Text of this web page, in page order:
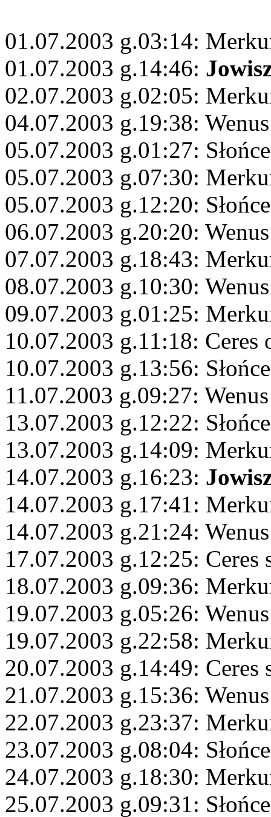
01.07.2003 g.03:14:
01.07.2003 g.14:46:
02.07.2003 g.02:05:
04.07.2003 g.19:38:
05.07.2003 g.01:27:
05.07.2003 g.07:30:
05.07.2003 g.12:20:
06.07.2003 g.20:20:
07.07.2003 g.18:43:
08.07.2003 g.10:30:
09.07.2003 g.01:25:
10.07.2003 g.11:18: Ceres
10.07.2003 g.13:56:
11.07.2003 g.09:27:
13.07.2003 g.12:22:
13.07.2003 g.14:09:
14.07.2003 g.16:23:
14.07.2003 g.17:41:
14.07.2003 g.21:24:
17.07.2003 g.12:25: Ceres
18.07.2003 g.09:36:
19.07.2003 g.05:26:
19.07.2003 g.22:58:
20.07.2003 g.14:49: Ceres
21.07.2003 g.15:36:
22.07.2003 g.23:37:
23.07.2003 g.08:04:
24.07.2003 g.18:30:
25.07.2003 g.09:31: